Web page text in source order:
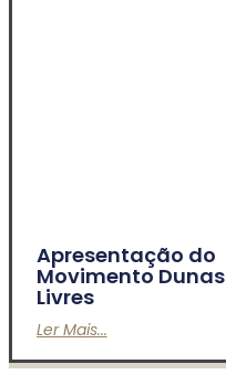
Apresentação do
Movimento Dunas
Livres
Ler Mais...